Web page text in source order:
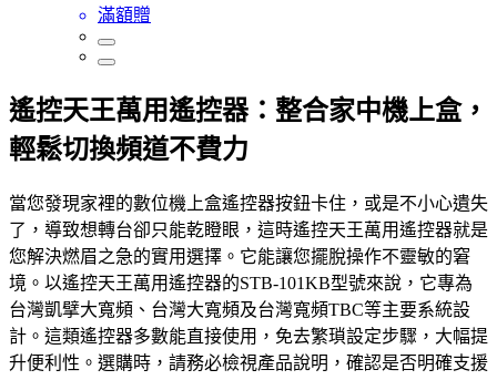
滿額贈
遙控天王萬用遙控器：整合家中機上盒，
輕鬆切換頻道不費力
當您發現家裡的數位機上盒遙控器按鈕卡住，或是不小心遺失
了，導致想轉台卻只能乾瞪眼，這時遙控天王萬用遙控器就是
您解決燃眉之急的實用選擇。它能讓您擺脫操作不靈敏的窘
境。以遙控天王萬用遙控器的STB-101KB型號來說，它專為
台灣凱擘大寬頻、台灣大寬頻及台灣寬頻TBC等主要系統設
計。這類遙控器多數能直接使用，免去繁瑣設定步驟，大幅提
升便利性。選購時，請務必檢視產品說明，確認是否明確支援